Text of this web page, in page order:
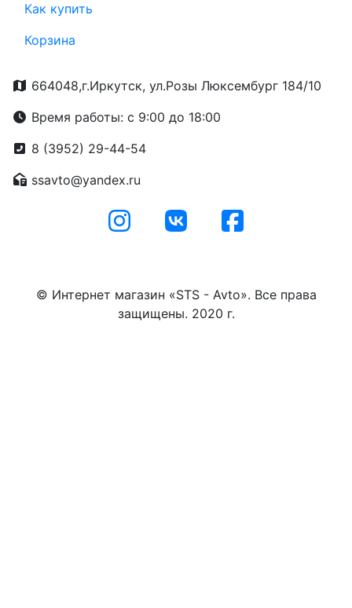
Как купить
Корзина
664048,г.Иркутск, ул.Розы Люксембург 184/10
Время работы: с 9:00 до 18:00
8 (3952) 29-44-54
ssavto@yandex.ru
© Интернет магазин «STS - Avto». Все права
защищены. 2020 г.